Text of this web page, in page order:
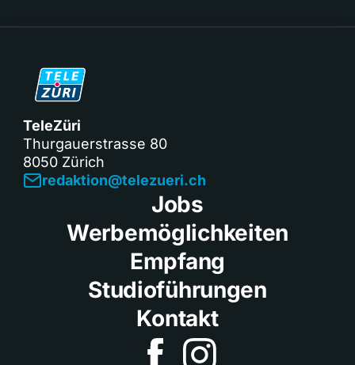
TeleZüri
Thurgauerstrasse 80
8050 Zürich
redaktion@telezueri.ch
Jobs
Werbemöglichkeiten
Empfang
Studioführungen
Kontakt